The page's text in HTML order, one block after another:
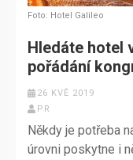
Foto: Hotel Galileo
Hledáte hotel
pořádání
26 KVĚ 2019
PR
Někdy je potřeba
úrovni poskytne i